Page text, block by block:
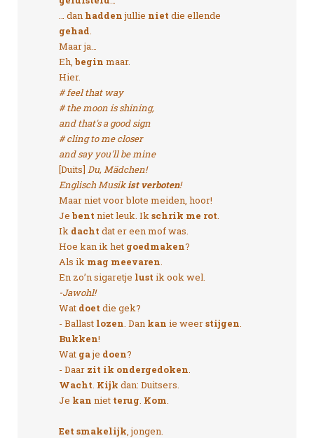
… dan haddenjullie niet die ellende
gehad
Maar ja…
Eh, begin maar.
Hier.
# feel that way
# the moon is shining,
and that's a good sign
# cling to me closer
and say you'll be mine
[Duits] Du, Mädchen!
Englisch Musikist verboten!
Maar niet voor blote meiden, hoor!
Je bent niet leuk. Ik schrik me rot
Ik dacht dat er een mof was.
Hoe kan ik het goedmaken?
Als ik mag meevaren
En zo’n sigaretje lust ik ook wel.
-Jawohl!
Wat doet die gek?
- Ballast lozen . Dan kan ie weerstijgen
Bukken!
Wat gaje doen?
- Daar zit ik ondergedoken
Wacht Kijk dan: Duitsers.
Je kan niet terug Kom
Eet smakelijk , jongen.